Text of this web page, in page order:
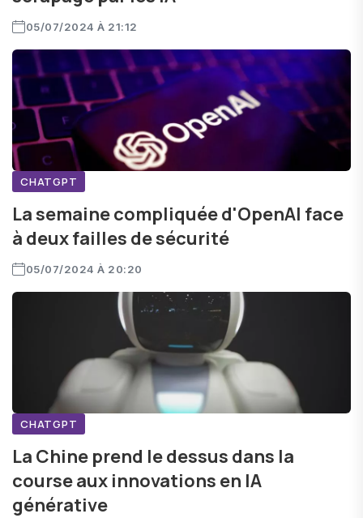
05/07/2024 À 21:12
CHATGPT
La semaine compliquée d'OpenAI face
à deux failles de sécurité
05/07/2024 À 20:20
CHATGPT
La Chine prend le dessus dans la
course aux innovations en IA
générative